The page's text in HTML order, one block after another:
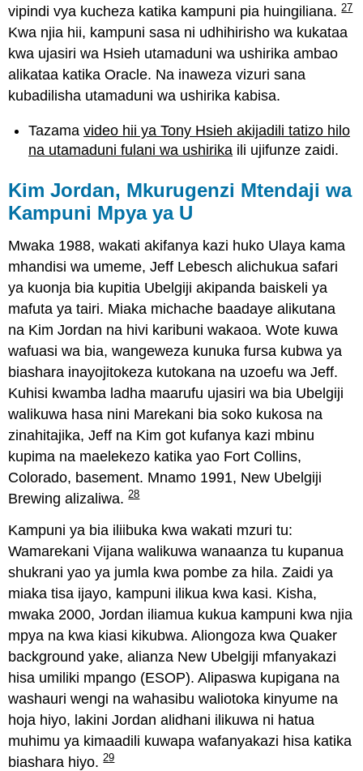
vipindi vya kucheza katika kampuni pia huingiliana.27
Kwa njia hii, kampuni sasa ni udhihirisho wa kukataa
kwa ujasiri wa Hsieh utamaduni wa ushirika ambao
alikataa katika Oracle. Na inaweza vizuri sana
kubadilisha utamaduni wa ushirika kabisa.
Tazamavideo hii ya Tony Hsieh akijadili tatizo hilo
na utamaduni fulani wa ushirika ili ujifunze zaidi.
Kim Jordan, Mkurugenzi Mtendaji wa
Kampuni Mpya ya U
Mwaka 1988, wakati akifanya kazi huko Ulaya kama
mhandisi wa umeme, Jeff Lebesch alichukua safari
ya kuonja bia kupitia Ubelgiji akipanda baiskeli ya
mafuta ya tairi. Miaka michache baadaye alikutana
na Kim Jordan na hivi karibuni wakaoa. Wote kuwa
wafuasi wa bia, wangeweza kunuka fursa kubwa ya
biashara inayojitokeza kutokana na uzoefu wa Jeff.
Kuhisi kwamba ladha maarufu ujasiri wa bia Ubelgiji
walikuwa hasa nini Marekani bia soko kukosa na
zinahitajika, Jeff na Kim got kufanya kazi mbinu
kupima na maelekezo katika yao Fort Collins,
Colorado, basement. Mnamo 1991, New Ubelgiji
Brewing alizaliwa.28
Kampuni ya bia iliibuka kwa wakati mzuri tu:
Wamarekani Vijana walikuwa wanaanza tu kupanua
shukrani yao ya jumla kwa pombe za hila. Zaidi ya
miaka tisa ijayo, kampuni ilikua kwa kasi. Kisha,
mwaka 2000, Jordan iliamua kukua kampuni kwa njia
mpya na kwa kiasi kikubwa. Aliongoza kwa Quaker
background yake, alianza New Ubelgiji mfanyakazi
hisa umiliki mpango (ESOP). Alipaswa kupigana na
washauri wengi na wahasibu waliotoka kinyume na
hoja hiyo, lakini Jordan alidhani ilikuwa ni hatua
muhimu ya kimaadili kuwapa wafanyakazi hisa katika
biashara hiyo.29